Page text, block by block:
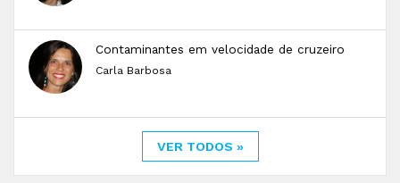
Contaminantes em velocidade de cruzeiro
Carla Barbosa
VER TODOS »